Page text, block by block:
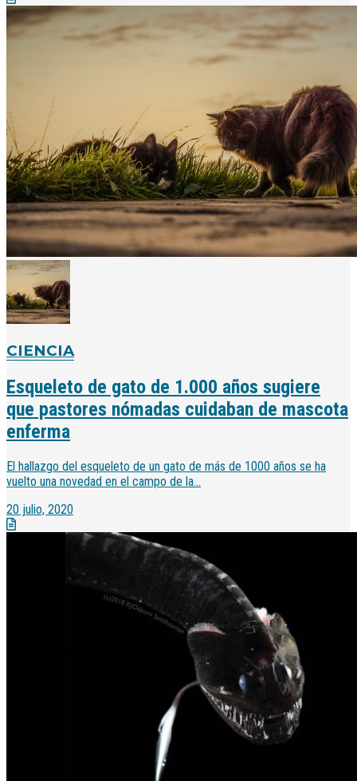
CIENCIA
Esqueleto de gato de 1.000 años sugiere
que pastores nómadas cuidaban de mascota
enferma
El hallazgo del esqueleto de un gato de más de 1000 años se ha
vuelto una novedad en el campo de la...
20 julio, 2020